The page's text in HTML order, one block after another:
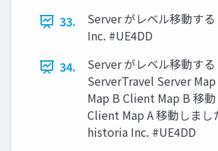
33.
Server がレベル移動す
Inc. #UE4DD
34.
Server がレベル移動す
ServerTravel Server
Map B Client Map B 移
Client Map A 移動しまし
historia Inc. #UE4DD